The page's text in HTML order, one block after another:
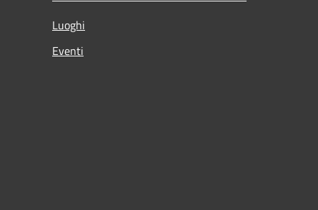
Luoghi
Eventi